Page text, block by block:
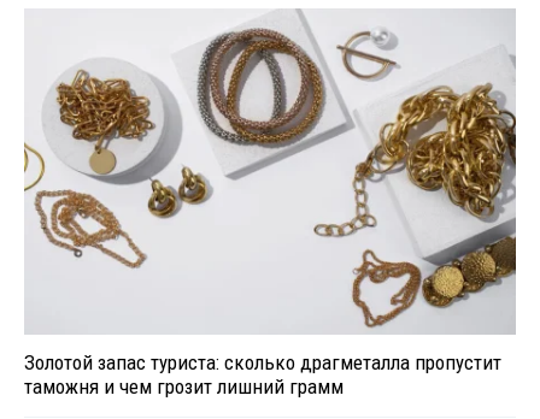
Золотой запас туриста: сколько драгметалла пропустит
таможня и чем грозит лишний грамм